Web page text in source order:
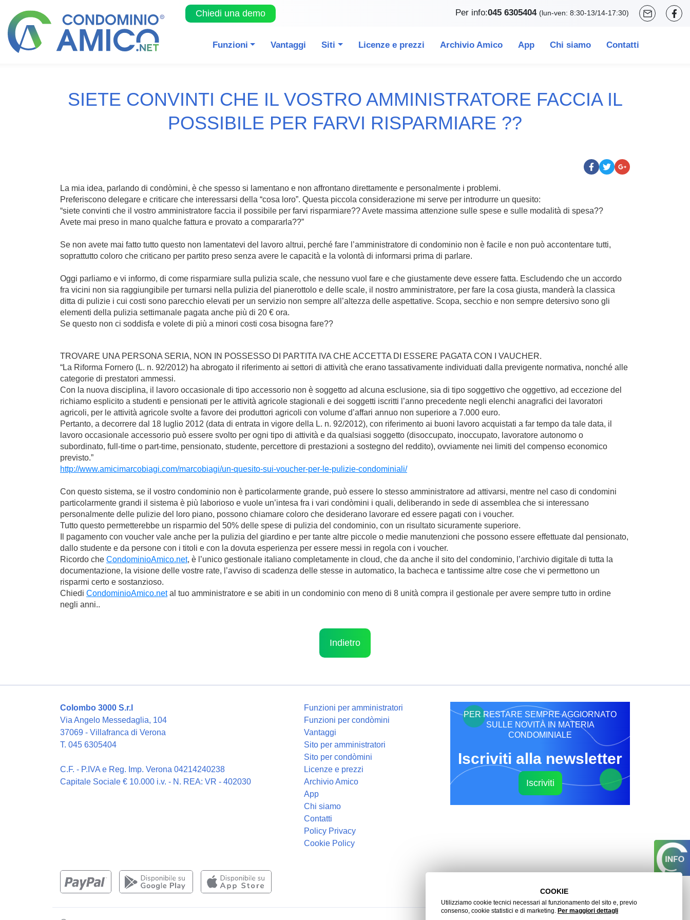
Chiedi una demo Per info:045 6305404 (lun-ven: 8:30-13/14-17:30)
Funzioni Vantaggi Siti Licenze e prezzi Archivio Amico App Chi siamo Contatti
SIETE CONVINTI CHE IL VOSTRO AMMINISTRATORE FACCIA IL
POSSIBILE PER FARVI RISPARMIARE ??
La mia idea, parlando di condòmini, è che spesso si lamentano e non affrontano direttamente e personalmente i problemi.
Preferiscono delegare e criticare che interessarsi della “cosa loro”. Questa piccola considerazione mi serve per introdurre un quesito:
“siete convinti che il vostro amministratore faccia il possibile per farvi risparmiare?? Avete massima attenzione sulle spese e sulle modalità di spesa??
Avete mai preso in mano qualche fattura e provato a compararla??”
Se non avete mai fatto tutto questo non lamentatevi del lavoro altrui, perché fare l’amministratore di condominio non è facile e non può accontentare tutti,
soprattutto coloro che criticano per partito preso senza avere le capacità e la volontà di informarsi prima di parlare.
Oggi parliamo e vi informo, di come risparmiare sulla pulizia scale, che nessuno vuol fare e che giustamente deve essere fatta. Escludendo che un accordo
fra vicini non sia raggiungibile per turnarsi nella pulizia del pianerottolo e delle scale, il nostro amministratore, per fare la cosa giusta, manderà la classica
ditta di pulizie i cui costi sono parecchio elevati per un servizio non sempre all’altezza delle aspettative. Scopa, secchio e non sempre detersivo sono gli
elementi della pulizia settimanale pagata anche più di 20 € ora.
Se questo non ci soddisfa e volete di più a minori costi cosa bisogna fare??
TROVARE UNA PERSONA SERIA, NON IN POSSESSO DI PARTITA IVA CHE ACCETTA DI ESSERE PAGATA CON I VAUCHER.
“La Riforma Fornero (L. n. 92/2012) ha abrogato il riferimento ai settori di attività che erano tassativamente individuati dalla previgente normativa, nonché alle
categorie di prestatori ammessi.
Con la nuova disciplina, il lavoro occasionale di tipo accessorio non è soggetto ad alcuna esclusione, sia di tipo soggettivo che oggettivo, ad eccezione del
richiamo esplicito a studenti e pensionati per le attività agricole stagionali e dei soggetti iscritti l’anno precedente negli elenchi anagrafici dei lavoratori
agricoli, per le attività agricole svolte a favore dei produttori agricoli con volume d’affari annuo non superiore a 7.000 euro.
Pertanto, a decorrere dal 18 luglio 2012 (data di entrata in vigore della L. n. 92/2012), con riferimento ai buoni lavoro acquistati a far tempo da tale data, il
lavoro occasionale accessorio può essere svolto per ogni tipo di attività e da qualsiasi soggetto (disoccupato, inoccupato, lavoratore autonomo o
subordinato, full-time o part-time, pensionato, studente, percettore di prestazioni a sostegno del reddito), ovviamente nei limiti del compenso economico
previsto.”
http://www.amicimarcobiagi.com/marcobiagi/un-quesito-sui-voucher-per-le-pulizie-condominiali/
Con questo sistema, se il vostro condominio non è particolarmente grande, può essere lo stesso amministratore ad attivarsi, mentre nel caso di condomini
particolarmente grandi il sistema è più laborioso e vuole un’intesa fra i vari condòmini i quali, deliberando in sede di assemblea che si interessano
personalmente delle pulizie del loro piano, possono chiamare coloro che desiderano lavorare ed essere pagati con i voucher.
Tutto questo permetterebbe un risparmio del 50% delle spese di pulizia del condominio, con un risultato sicuramente superiore.
Il pagamento con voucher vale anche per la pulizia del giardino e per tante altre piccole o medie manutenzioni che possono essere effettuate dal pensionato,
dallo studente e da persone con i titoli e con la dovuta esperienza per essere messi in regola con i voucher.
Ricordo che CondominioAmico.net, è l’unico gestionale italiano completamente in cloud, che da anche il sito del condominio, l’archivio digitale di tutta la
documentazione, la visione delle vostre rate, l’avviso di scadenza delle stesse in automatico, la bacheca e tantissime altre cose che vi permettono un
risparmi certo e sostanzioso.
Chiedi CondominioAmico.netal tuo amministratore e se abiti in un condominio con meno di 8 unità compra il gestionale per avere sempre tutto in ordine
negli anni..
Indietro
Colombo 3000 S.r.l
Via Angelo Messedaglia, 104
37069 - Villafranca di Verona
T. 045 6305404
C.F. - P.IVA e Reg. Imp. Verona 04214240238
Capitale Sociale € 10.000 i.v. - N. REA: VR - 402030
Funzioni per amministratori
Funzioni per condòmini
Vantaggi
Sito per amministratori
Sito per condòmini
Licenze e prezzi
Archivio Amico
App
Chi siamo
Contatti
Policy Privacy
Cookie Policy
PER RESTARE SEMPRE AGGIORNATO
SULLE NOVITÀ IN MATERIA
CONDOMINIALE
Iscriviti alla newsletter
Iscriviti
COOKIE
Utilizziamo cookie tecnici necessari al funzionamento del sito e, previo
consenso, cookie statistici e di marketing. Per maggiori dettagli